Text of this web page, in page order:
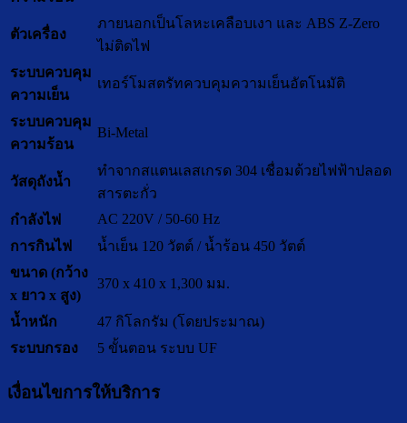
ตัวเครื่อง
ภายนอกเป็นโลหะเคลือบเงา และ ABS Z-Zero
ไม่ติดไฟ
ระบบควบคุม
ความเย็น
เทอร์โมสตรัทควบคุมความเย็นอัตโนมัติ
ระบบควบคุม
ความร้อน
Bi-Metal
วัสดุถังน้ำ
ทำจากสแตนเลสเกรด 304 เชื่อมด้วยไฟฟ้าปลอด
สารตะกั่ว
กำลังไฟ
AC 220V / 50-60 Hz
การกินไฟ
น้ำเย็น 120 วัตต์ / น้ำร้อน 450 วัตต์
ขนาด (กว้าง
x ยาว x สูง)
370 x 410 x 1,300 มม.
น้ำหนัก
47 กิโลกรัม (โดยประมาณ)
ระบบกรอง
5 ขั้นตอน ระบบ UF
เงื่อนไขการให้บริการ